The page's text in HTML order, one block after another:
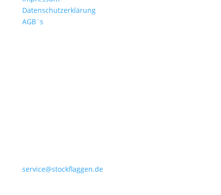
Datenschutzerklärung
AGB´s
service@stockflaggen.de